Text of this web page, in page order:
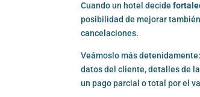
Cuando un hotel decide
posibilidad de mejorar
cancelaciones.
Veámoslo más
datos del cliente, detalles de
un pago parcial o total por el